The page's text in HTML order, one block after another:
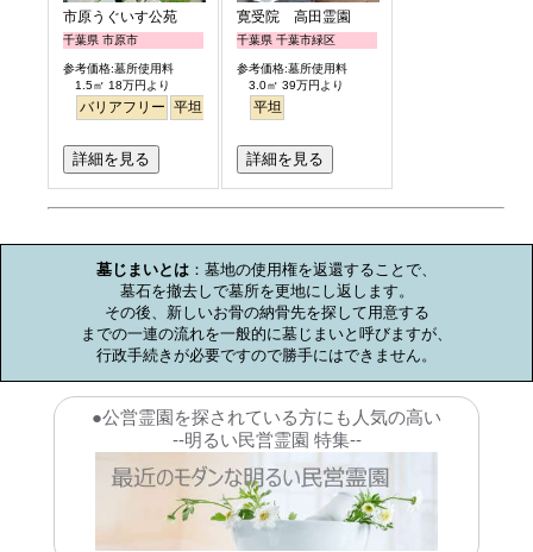
市原うぐいす公苑
千葉県 市原市
参考価格:墓所使用料
1.5㎡ 18万円より
バリアフリー 平坦
詳細を見る
寛受院 高田霊園
千葉県 千葉市緑区
参考価格:墓所使用料
3.0㎡ 39万円より
平坦
詳細を見る
墓じまいとは ：墓地の使用権を返還することで、
墓石を撤去しで墓所を更地にし返します。
その後、新しいお骨の納骨先を探して用意する
までの一連の流れを一般的に墓じまいと呼びますが、
行政手続きが必要ですので勝手にはできません。
●公営霊園を探されている方にも人気の高い
--明るい民営霊園 特集--